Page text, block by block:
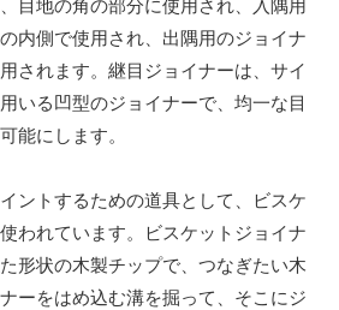
目地の角の部分に使用され、入隅用
内側で使用され、出隅用のジョイナ
されます。継目ジョイナーは、サイ
いる凹型のジョイナーで、均一な目
能にします。
ントするための道具として、ビスケ
われています。ビスケットジョイナ
形状の木製チップで、つなぎたい木
ーをはめ込む溝を掘って、そこにジ